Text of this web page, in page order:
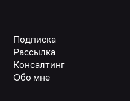
Подписка
Рассылка
Консалтинг
Обо мне